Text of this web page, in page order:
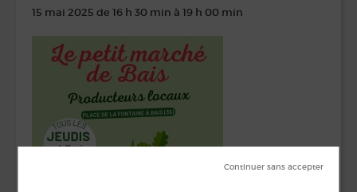
15 mai 2025 de 16 h 30 min à 19 h 00 min